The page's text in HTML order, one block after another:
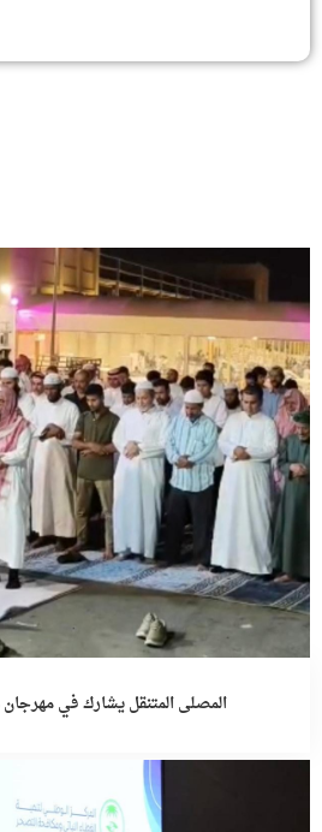
المصلى المتنقل يشارك في مهرجان